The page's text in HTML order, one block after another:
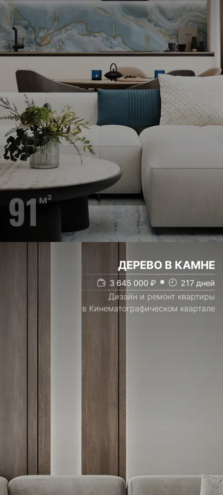
91 м²
ДЕРЕВО В КАМНЕ
3 645 000 ₽ 217 дней
Дизайн и ремонт квартиры
в Кинематографическом квартале